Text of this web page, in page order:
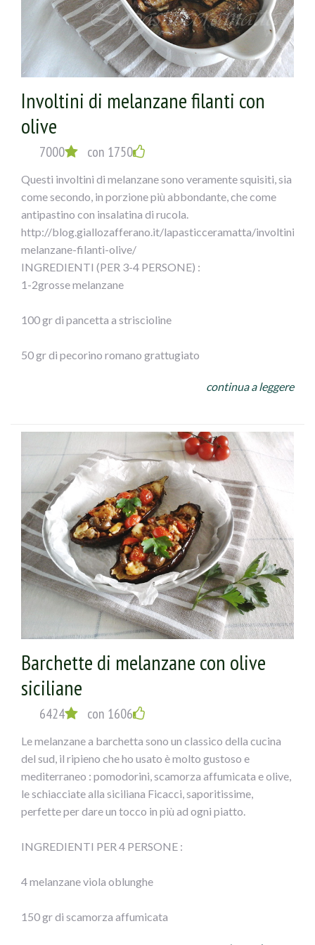
croccante. Unite gli spicchi di aglio sbucciati e
schiacciati alle erbe aromatiche in polvere.
Lasciate insaporire per due minuti, in seguito aggiungete
la polpa di pomodoro. Regolate di sale e pepe,
aggiungete lo zucchero e le foglie di alloro.
Unite i capperi e le olive nere denocciolate FICACCI.
Mescolate bene il tutto e lasciate cuocere 30-40 minuti,
aggiungendo verso fine cottura le foglie di basilico.
Servitele cosce di pollo in umido con olive e capperi con il
Involtini di melanzane filanti con
olive
7000 con 1750
Questi involtini di melanzane sono veramente squisiti, sia
come secondo, in porzione più abbondante, che come
antipastino con insalatina di rucola.
http://blog.giallozafferano.it/lapasticceramatta/involtini-
melanzane-filanti-olive/
INGREDIENTI (PER 3-4 PERSONE) :
1-2grosse melanzane
100 gr di pancetta a striscioline
50 gr di pecorino romano grattugiato
½ spicchio d’aglio
250 gr di mozzarella
olio extra vergine d’oliva
sale
ESECUZIONE:
1) Tagliare le melanzane a fette spesse circa mezzo cm,
cospargerle di sale e metterle in uno scolapasta con dei
pesi sopra per fargli perdere l’acqua; dopo sciacquarle e
farle scolare.
2) Disporle sulla griglia del forno, ungendole con un
pennello sopra; cuocere a 180° per circa 20 minuti (si
possono anche friggere, io ho fatto una cosa più leggera).
3) Mischiare il pecorino con le olive e il prezzemolo
tritati, l’aglio privato dell’anima verde e schiacciato,non
sopra il composto, fette di mozzarella, arrotolare e
circa 10-15 minuti e servire caldi.
continua a leggere
Barchette di melanzane con olive
siciliane
6424 con 1606
Le melanzane a barchetta sono un classico della cucina
del sud, il ripieno che ho usato è molto gustoso e
mediterraneo : pomodorini, scamorza affumicata e olive,
le schiacciate alla siciliana Ficacci, saporitissime,
perfette per dare un tocco in più ad ogni piatto.
INGREDIENTI PER 4 PERSONE :
4 melanzane viola oblunghe
150 gr di scamorza affumicata